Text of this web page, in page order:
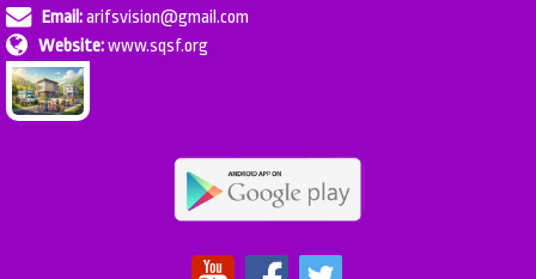
Email:arifsvision@gmail.com
Website:www.sqsf.org